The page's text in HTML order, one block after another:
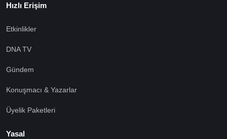
Hızlı Erişim
Etkinlikler
DNA TV
Gündem
Konuşmacı & Yazarlar
Üyelik Paketleri
Yasal